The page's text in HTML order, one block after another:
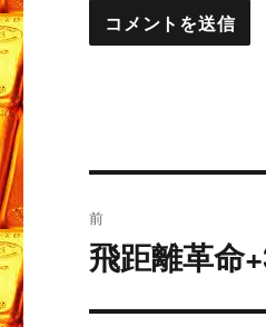
稿
前
過
去
の
飛距離革命